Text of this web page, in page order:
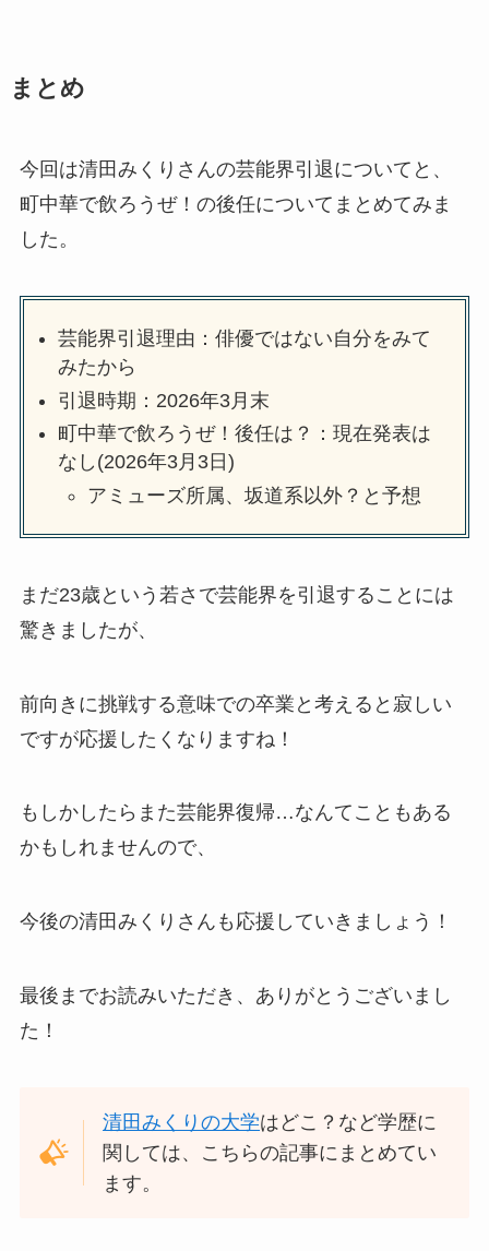
まとめ
今回は清田みくりさんの芸能界引退についてと、
町中華で飲ろうぜ！の後任についてまとめてみま
した。
芸能界引退理由：俳優ではない自分をみて
みたから
引退時期：2026年3月末
町中華で飲ろうぜ！後任は？：現在発表は
なし(2026年3月3日)
アミューズ所属、坂道系以外？と予想
まだ23歳という若さで芸能界を引退することには
驚きましたが、
前向きに挑戦する意味での卒業と考えると寂しい
ですが応援したくなりますね！
もしかしたらまた芸能界復帰…なんてこともある
かもしれませんので、
今後の清田みくりさんも応援していきましょう！
最後までお読みいただき、ありがとうございまし
た！
清田みくりの大学はどこ？など学歴に
関しては、こちらの記事にまとめてい
ます。